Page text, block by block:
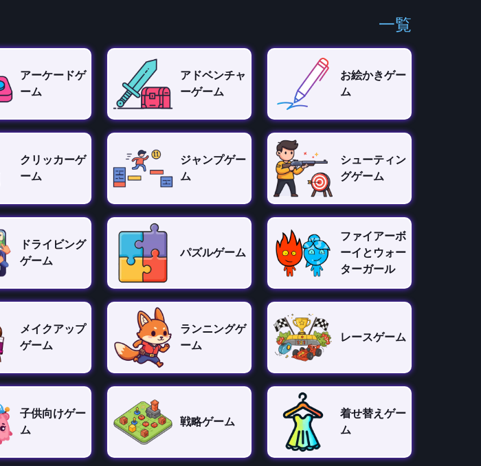
一覧
アーケードゲ
ーム
アドベンチャ
ーゲーム
お絵かきゲー
ム
クリッカーゲ
ーム
ジャンプゲー
ム
シューティン
グゲーム
ドライビング
ゲーム
パズルゲーム
ファイアーボ
ーイとウォー
ターガール
メイクアップ
ゲーム
ランニングゲ
ーム
レースゲーム
子供向けゲー
ム
戦略ゲーム
着せ替えゲー
ム